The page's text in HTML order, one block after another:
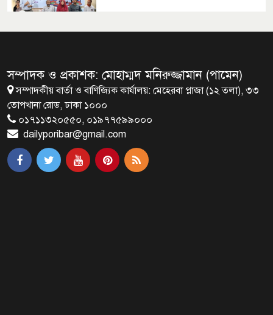
৪ বিয়ের পর অন্য নারীর ঘরে জামায়াত
সমর্থক!
প্রধানমন্ত্রীর সঙ্গে সাক্ষাৎ সৌদি আরবের
উপ পররাষ্ট্রমন্ত্রীর
সম্পাদক ও প্রকাশক: মোহাম্মদ মনিরুজ্জামান (পামেন)
সম্পাদকীয় বার্তা ও বাণিজ্যিক কার্যালয়: মেহেরবা প্লাজা (১২ তলা), ৩৩
তোপখানা রোড, ঢাকা ১০০০
০১৭১১৩২০৫৫০, ০১৯৭৭৫৯৯০০০
dailyporibar@gmail.com